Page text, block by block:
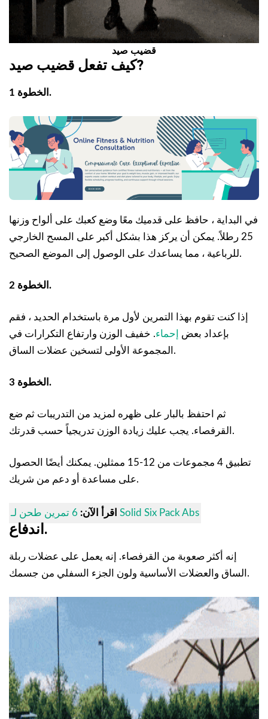
قضيب صيد
كيف تفعل قضيب صيد ?
الخطوة 1.
في البداية ، حافظ على قدميك معًا وضع كعبك على ألواح وزنها
25 رطلاً. يمكن أن يركز هذا بشكل أكبر على المسح الخارجي
للرباعية ، مما يساعدك على الوصول إلى الموضع الصحيح.
الخطوة 2.
إذا كنت تقوم بهذا التمرين لأول مرة باستخدام الحديد ، فقم
بإعداد بعض
إحماء. خفيف الوزن وارتفاع التكرارات في
المجموعة الأولى لتسخين عضلات الساق.
الخطوة 3.
ثم احتفظ بالبار على ظهره لمزيد من التدريبات ثم ضع
القرفصاء. يجب عليك زيادة الوزن تدريجياً حسب قدرتك.
تطبيق 4 مجموعات من 12-15 ممثلين. يمكنك أيضًا الحصول
على مساعدة أو دعم من شريك.
اقرأ الآن: 6 تمرين طحن لـ Solid Six Pack Abs
اندفاع.
إنه أكثر صعوبة من القرفصاء. إنه يعمل على عضلات ربلة
الساق والعضلات الأساسية ولون الجزء السفلي من جسمك.